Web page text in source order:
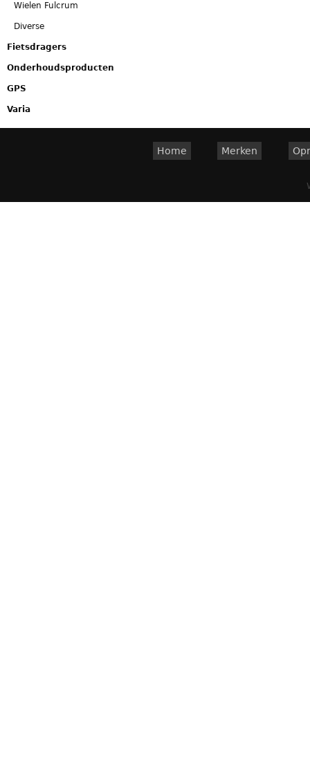
Wielen Fulcrum
Diverse
Fietsdragers
Onderhoudsproducten
GPS
Varia
Home Merken